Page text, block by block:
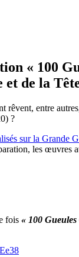
« 100
et de la
rêvent, entre
?
sur la Grande
les œuvres
fois « 100 Gueules